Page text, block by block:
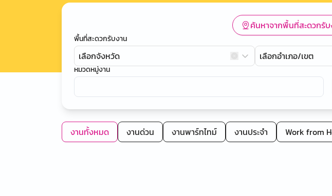
ค้นหาจากพื้นที่สะดวกรับ
พื้นที่สะดวกรับงาน
เลือกจังหวัด เลือกอำเภอ/เขต
หมวดหมู่งาน
งานทั้งหมด งานด่วน งานพาร์ทไทม์ งานประจำ Work from